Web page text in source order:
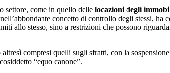
settore, come in quello delle locazioni degli
concetto di controllo degli stessi, ha
allo stesso, sino a restrizioni che possono
compresi quelli sugli sfratti, con la
“equo canone”.